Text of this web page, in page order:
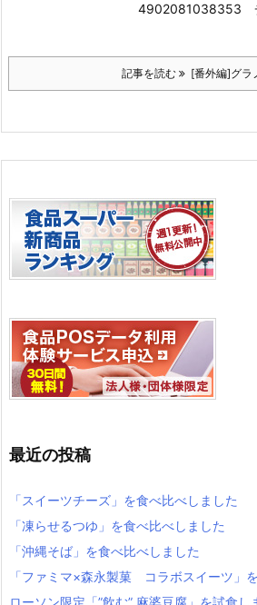
4902081038353
記事を読む [番外編]グラ
最近の投稿
「スイーツチーズ」を食べ比べしました
「凍らせるつゆ」を食べ比べしました
「沖縄そば」を食べ比べしました
「ファミマ×森永製菓 コラボスイーツ」